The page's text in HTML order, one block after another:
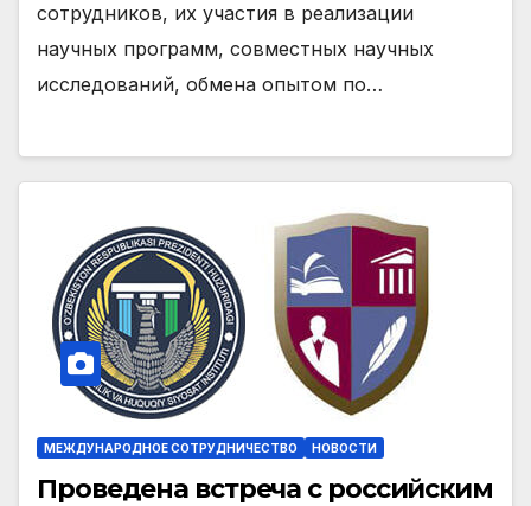
сотрудников, их участия в реализации
научных программ, совместных научных
исследований, обмена опытом по…
МЕЖДУНАРОДНОЕ СОТРУДНИЧЕСТВО НОВОСТИ
Проведена встреча с российским